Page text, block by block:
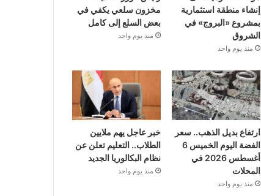
إنشاء منطقة استثمارية
بمشروع «البروج» في
الشروق
منذ يوم واحد
مخزون سلعي يكفي في
بعض السلع إلى كامل
منذ يوم واحد
ارتفاع بديل الذهب.. سعر
الفضة اليوم الخميس 6
أغسطس 2026 في
المحلات
منذ يوم واحد
خبر عاجل يهم ملايين
الطلاب.. التعليم تعلن عن
نظام البكالوريا الجديد
منذ يوم واحد